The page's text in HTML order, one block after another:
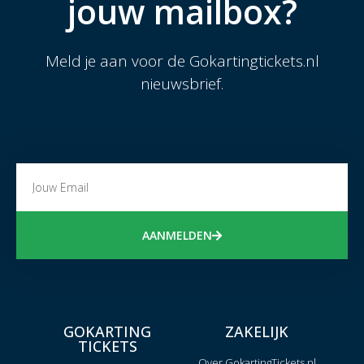
jouw mailbox?
Meld je aan voor de Gokartingtickets.nl
nieuwsbrief.
AANMELDEN
GOKARTING
TICKETS
ZAKELIJK